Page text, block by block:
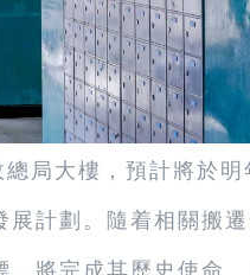
局大樓，預計將於明
計劃。隨着相關搬